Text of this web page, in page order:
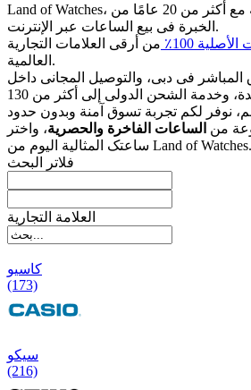
Land of Watches، موطن الساعات الأصلیة مع أکثر من 20 عامًا من
الخبرة فی بیع الساعات عبر الإنترنت.
100٪
من أرقى العلامات التجاریة
العالمیة.
المباشر فی دبی، والتوصیل المجانی داخل
الإمارات العربیة المتحدة، وخدمة الشحن الدولی إلى أکثر من 130
من الساعات الفاخرة والحصریة، واختر
ساعتک المثالیة الیوم من Land of Watches.
فلاتر البحث
العلامة التجارية
کاسیو
(173)
سیکو
(216)